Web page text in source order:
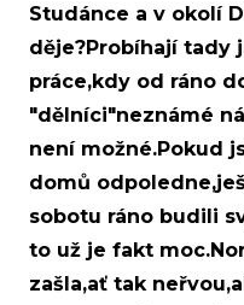
Studánce a v okolí
děje?Probíhají tady
práce,kdy od ráno
"dělníci"neznámé
není možné.Pokud
domů
sobotu ráno budili
to už je fakt
zašla,ať tak